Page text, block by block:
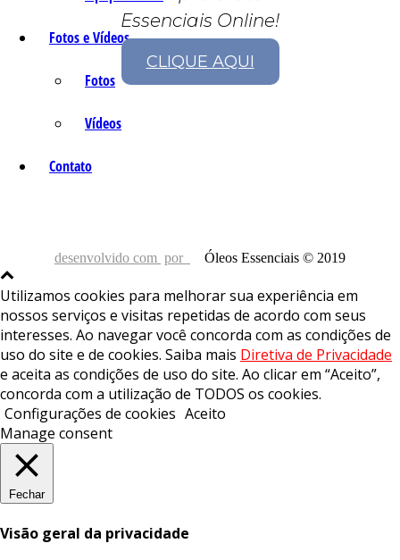
Fotos e Vídeos
Fotos
Vídeos
Contato
Essenciais Online!
CLIQUE AQUI
desenvolvido com por Óleos Essenciais © 2019
Utilizamos cookies para melhorar sua experiência em
nossos serviços e visitas repetidas de acordo com seus
interesses. Ao navegar você concorda com as condições de
uso do site e de cookies. Saiba mais Diretiva de Privacidade
e aceita as condições de uso do site. Ao clicar em “Aceito”,
concorda com a utilização de TODOS os cookies.
Configurações de cookies Aceito
Manage consent
Fechar
Visão geral da privacidade